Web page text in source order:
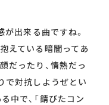
が出来る曲ですね。
えている暗闇ってあ
だったり、情熱だっ
で対抗しようぜとい
中で、「錆びたコン